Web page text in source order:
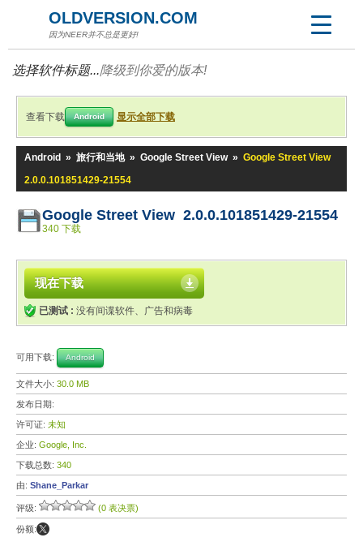
OLDVERSION.COM
因为NEER并不总是更好!
选择软件标题...降级到你爱的版本!
查看下载 Android 显示全部下载
Android » 旅行和当地 » Google Street View » Google Street View
2.0.0.101851429-21554
Google Street View 2.0.0.101851429-21554
340 下载
现在下载
已测试 : 没有间谍软件、广告和病毒
可用下载: Android
文件大小: 30.0 MB
发布日期:
许可证: 未知
企业: Google, Inc.
下载总数: 340
由: Shane_Parkar
评级: (0 表决票)
份额: